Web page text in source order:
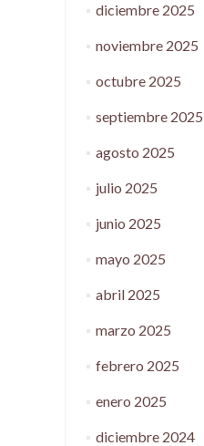
diciembre 2025
noviembre 2025
octubre 2025
septiembre 2025
agosto 2025
julio 2025
junio 2025
mayo 2025
abril 2025
marzo 2025
febrero 2025
enero 2025
diciembre 2024